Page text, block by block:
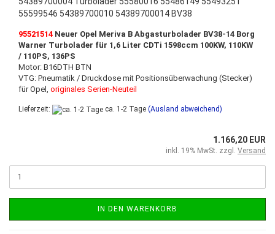
55599546 54389700010 54389700014 BV38
95521514 Neuer Opel Meriva B Abgasturbolader BV38-14 Borg
Warner Turbolader für 1,6 Liter CDTi 1598ccm 100KW, 110KW
/ 110PS, 136PS
Motor: B16DTH BTN
VTG: Pneumatik / Druckdose mit Positionsüberwachung (Stecker)
für Opel, originales Serien-Neuteil
Lieferzeit: ca. 1-2 Tage (Ausland abweichend)
1.166,20 EUR
inkl. 19% MwSt. zzgl. Versand
IN DEN WARENKORB